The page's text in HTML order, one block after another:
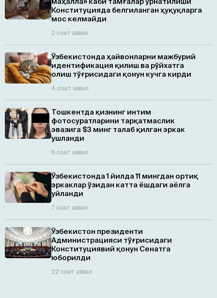
Конституцияда белгиланган ҳуқуқларга
мос келмайди
2 соат аввал
Ўзбекистонда ҳайвонларни мажбурий
идентификация қилиш ва рўйхатга
олиш тўғрисидаги қонун кучга кирди
4 соат аввал
Тошкентда қизнинг интим
фотосуратларини тарқатмаслик
эвазига $3 минг талаб қилган эркак
ушланди
6 соат аввал
Ўзбекистонда 1 йилда 11 мингдан ортиқ
эркаклар ўзидан катта ёшдаги аёлга
уйланди
7 соат аввал
Ўзбекистон президенти
Администрацияси тўғрисидаги
Конституциявий қонун Сенатга
юборилди
22 соат аввал